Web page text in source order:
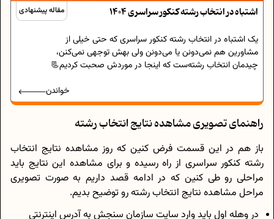
مقاله پیشنهادی اشتباه در انتخاب رشته کنکور سراسری 1404
یک اشتباه در انتخاب رشته کنکور سراسری که حتی خیلی از
مشاورین هم نمی‌دونن یا می‌دونن ولی بهش توجهی نمی‌کنن،
چیدمان انتخاب رشته‌ست که اینجا در موردش صحبت کردیم📃
خواندن
راهنمای تصویری مشاهده نتایج انتخاب رشته
باز هم در این قسمت فرض کنین که روز مشاهده نتایج انتخاب
رشته کنکور سراسری از راه رسیده و برای مشاهده این نتایج باید
مراحلی رو طی کنین که در ادامه قصد داریم به صورت تصویری
مراحل مشاهده نتایج انتخاب رشته رو توضیح بدیم.
در وهله اول باید وارد سایت سازمان سنجش به آدرس اینترنتی